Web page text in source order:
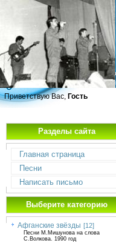
Приветствую Вас, Гость
Разделы сайта
Главная страница
Песни
Написать письмо
Выберите категорию
Афганские звёзды [12]
Песни М.Мишунова на слова
С.Волкова. 1990 год